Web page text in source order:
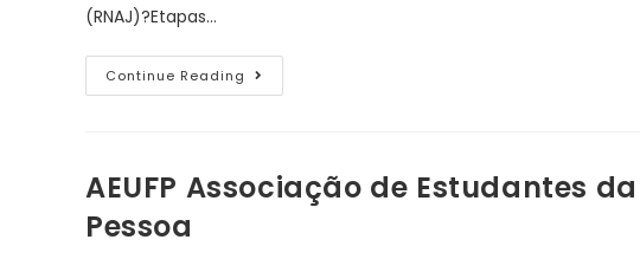
(RNAJ)?Etapas…
Continue Reading
AEUFP Associação de Estudantes
Pessoa